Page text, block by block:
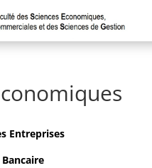
Entreprises